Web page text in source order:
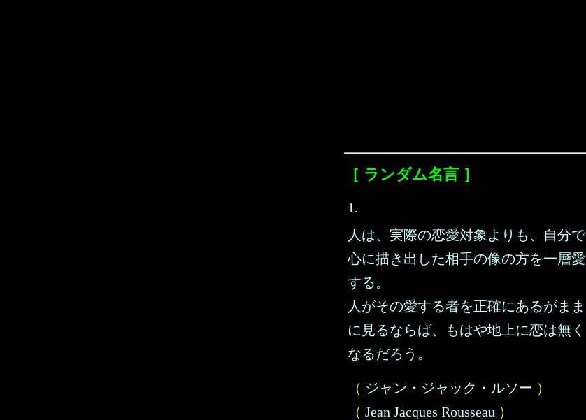
［ ランダム名言 ］
1.
人は、実際の恋愛対象よりも、自分で
心に描き出した相手の像の方を一層愛
する。
人がその愛する者を正確にあるがまま
に見るならば、もはや地上に恋は無く
なるだろう。
（ ジャン・ジャック・ルソー ）
（ Jean Jacques Rousseau ）